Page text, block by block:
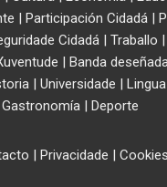
| Participación Cidadá|
Cidadá | Traballo |
| Banda
| Universidade | Lingua
Gastronomía | Deporte
| Privacidade | Cookies